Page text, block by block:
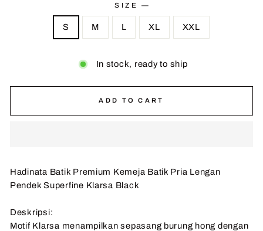
SIZE —
S M L XL XXL
In stock, ready to ship
ADD TO CART
Hadinata Batik Premium Kemeja Batik Pria Lengan
Pendek Superfine Klarsa Black
Deskripsi:
Motif Klarsa menampilkan sepasang burung hong dengan